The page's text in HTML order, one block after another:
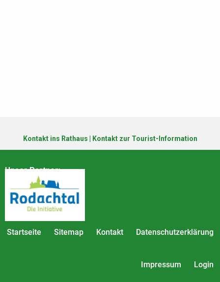
Kontakt ins Rathaus Kontakt zur Tourist-Information
Unser Partner:
Startseite Sitemap Kontakt Datenschutzerklärung
Impressum Login